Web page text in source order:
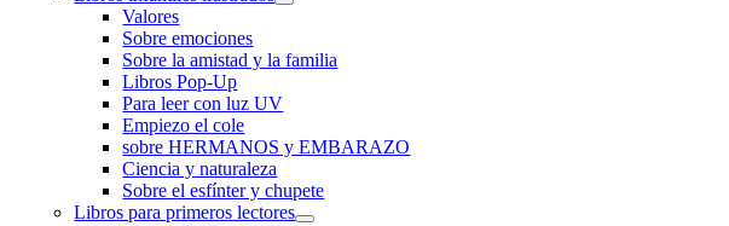
Valores
Sobre emociones
Sobre la amistad y la familia
Libros Pop-Up
Para leer con luz UV
Empiezo el cole
sobre HERMANOS y EMBARAZO
Ciencia y naturaleza
Sobre el esfínter y chupete
Libros para primeros lectores